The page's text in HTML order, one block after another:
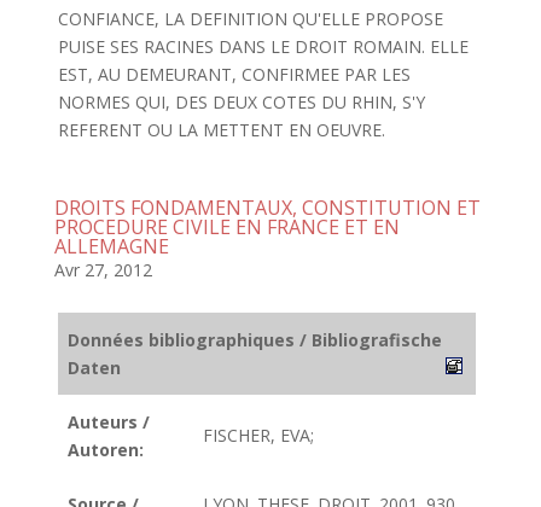
CONFIANCE, LA DEFINITION QU'ELLE PROPOSE
PUISE SES RACINES DANS LE DROIT ROMAIN. ELLE
EST, AU DEMEURANT, CONFIRMEE PAR LES
NORMES QUI, DES DEUX COTES DU RHIN, S'Y
REFERENT OU LA METTENT EN OEUVRE.
DROITS FONDAMENTAUX, CONSTITUTION ET
PROCEDURE CIVILE EN FRANCE ET EN
ALLEMAGNE
Avr 27, 2012
Données bibliographiques / Bibliografische
Daten
Auteurs /
Autoren:
FISCHER, EVA;